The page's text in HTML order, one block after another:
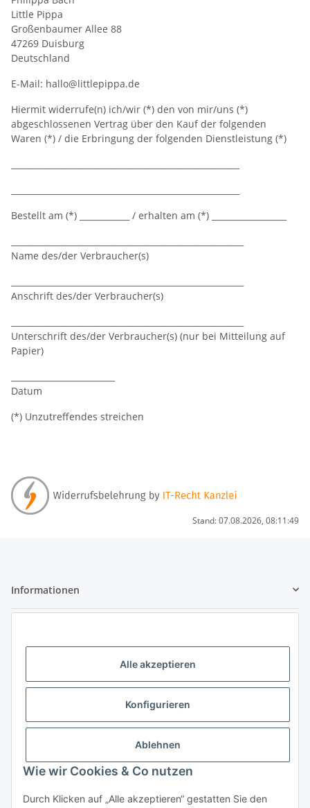
Alle akzeptieren
Konfigurieren
Ablehnen
Wie wir Cookies & Co nutzen
Durch Klicken auf „Alle akzeptieren“ gestatten Sie den
Little Pippa
Großenbaumer Allee 88
47269 Duisburg
Deutschland
E-Mail: hallo@littlepippa.de
Hiermit widerrufe(n) ich/wir (*) den von mir/uns (*)
abgeschlossenen Vertrag über den Kauf der folgenden
Waren (*) / die Erbringung der folgenden Dienstleistung (*)
Bestellt am (*) ____________ / erhalten am (*) __________________
Name des/der Verbraucher(s)
Anschrift des/der Verbraucher(s)
Unterschrift des/der Verbraucher(s) (nur bei Mitteilung auf
Papier)
Datum
(*) Unzutreffendes streichen
Stand: 07.08.2026, 08:11:49
Informationen
Little Pippa - Inh. Philippa Bach
47269 Duisburg
E-Mail: hallo@littlepippa.de
Vertrag widerrufen